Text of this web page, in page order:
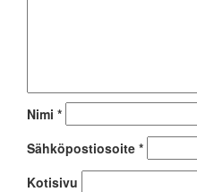
Nimi *
Sähköpostiosoite *
Kotisivu